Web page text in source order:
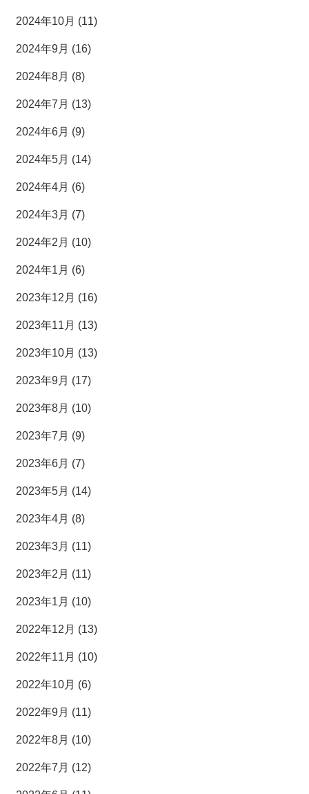
2024年10月 (11)
2024年9月 (16)
2024年8月 (8)
2024年7月 (13)
2024年6月 (9)
2024年5月 (14)
2024年4月 (6)
2024年3月 (7)
2024年2月 (10)
2024年1月 (6)
2023年12月 (16)
2023年11月 (13)
2023年10月 (13)
2023年9月 (17)
2023年8月 (10)
2023年7月 (9)
2023年6月 (7)
2023年5月 (14)
2023年4月 (8)
2023年3月 (11)
2023年2月 (11)
2023年1月 (10)
2022年12月 (13)
2022年11月 (10)
2022年10月 (6)
2022年9月 (11)
2022年8月 (10)
2022年7月 (12)